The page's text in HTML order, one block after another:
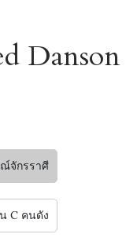
Danson
จักรราศี
C คนดัง